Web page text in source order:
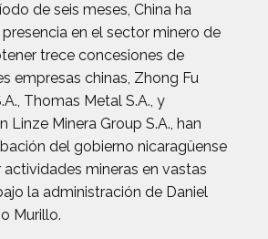
de seis meses, China ha
en el sector minero de
trece concesiones de
empresas chinas, Zhong Fu
Thomas Metal S.A., y
Linze Minera Group S.A., han
del gobierno nicaragüense
mineras en vastas
la administración de Daniel
Murillo.